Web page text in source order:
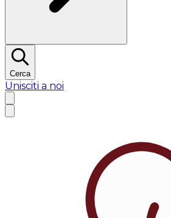
Cerca
Unisciti a noi